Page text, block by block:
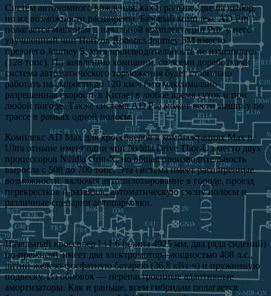
Систем автономного вождения, как и раньше, две на выбор,
но их возможности расширены. Базовый комплекс AD Pro
полагается машинам в начальной комплектации Pro: у него
улучшенный чип Horizon Robotics Journey 6M вместо
прежнего Journey 5, хотя производительность не изменилась
(128 топс). По заявлению компании, со всеми доработками
система автоматического торможения будет стабильно
работать на скорости до 120 км/ч (это максимально
разрешенная скорость в Китае) в любое время суток и при
любой погоде. Также система AD Pro может вести машину по
трассе в рамках одной полосы.
Комплекс AD Max для кроссоверов в комплектациях Max и
Ultra отныне имеет один чип Nvidia Drive Thor-U вместо двух
процессоров Nvidia Orin-X, но общая производительность
выросла с 508 до 700 топс. Эта система имеет расширенные
возможности, включая автопилотирование в городе, проезд
перекрестков и развязок, автоматическую смену полосы и
различные сценарии автопарковки.
Начальный кроссовер Li L6 (длина 4925 мм, два ряда сидений)
по-прежнему имеет два электромотора мощностью 408 л.с.,
литий-железо-фосфатную батарею (36,8 кВт·ч) и пружинную
подвеску. Из обновок — перенастроенные адаптивные
амортизаторы. Как и раньше, всем гибридам полагается